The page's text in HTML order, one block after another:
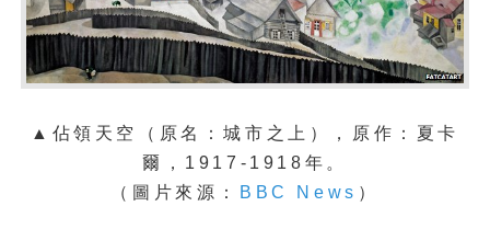
▲佔領天空（原名：城市之上）
，原作：夏卡
爾，1917-1918年。
（圖片來源：
BBC News ）